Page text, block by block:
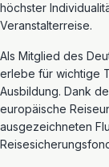
höchster
Veranstalterreise.
Als Mitglied des
erlebe für wichtige
Ausbildung. Dank
europäische
ausgezeichneten